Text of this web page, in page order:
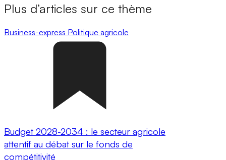
Plus d’articles sur ce thème
Business-express Politique agricole
Budget 2028-2034 : le secteur agricole
attentif au débat sur le fonds de
compétitivité